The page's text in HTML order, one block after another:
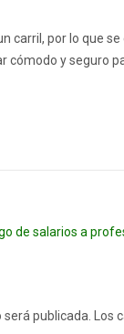
carril, por lo que
cómodo y seguro
de salarios a
publicada. Los